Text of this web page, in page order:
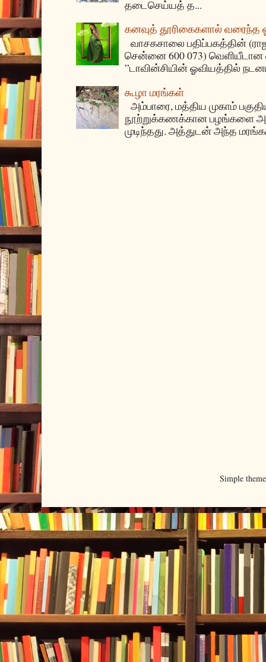
தடைசெய்யத் த...
கனவுத் தூரிகைகளால்
வாசகசாலை பதிப்பகத்தின்
சென்னை 600 073)
”டாவின்சியின் ஓவியத்தில்
கூழா மரங்கள்
அம்பாரை, மத்திய முகாம்
நூற்றுக்கணக்கான பழங்களை
முடிந்தது. அத்துடன் அந்த
Simple